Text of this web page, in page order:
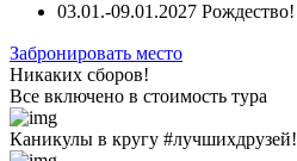
03.01.-09.01.2027 Рождество!
Забронировать место
Никаких сборов!
Все включено в стоимость тура
Каникулы в кругу #лучшихдрузей!